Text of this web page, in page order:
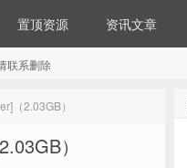
置顶资源 资讯文章
联系删除
（2.03GB）
）